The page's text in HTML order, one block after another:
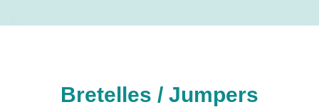
Bretelles / Jumpers